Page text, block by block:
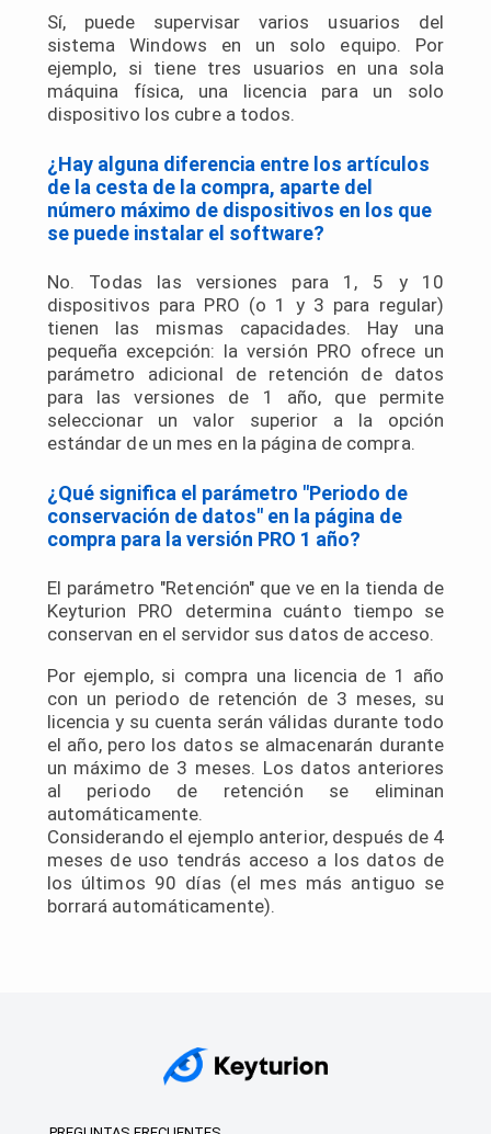
Sí, puede supervisar varios usuarios del
sistema Windows en un solo equipo. Por
ejemplo, si tiene tres usuarios en una sola
máquina física, una licencia para un solo
dispositivo los cubre a todos.
¿Hay alguna diferencia entre los artículos
de la cesta de la compra, aparte del
número máximo de dispositivos en los que
se puede instalar el software?
No. Todas las versiones para 1, 5 y 10
dispositivos para PRO (o 1 y 3 para regular)
tienen las mismas capacidades. Hay una
pequeña excepción: la versión PRO ofrece un
parámetro adicional de retención de datos
para las versiones de 1 año, que permite
seleccionar un valor superior a la opción
estándar de un mes en la página de compra.
¿Qué significa el parámetro "Periodo de
conservación de datos" en la página de
compra para la versión PRO 1 año?
El parámetro "Retención" que ve en la tienda de
Keyturion PRO determina cuánto tiempo se
conservan en el servidor sus datos de acceso.
Por ejemplo, si compra una licencia de 1 año
con un periodo de retención de 3 meses, su
licencia y su cuenta serán válidas durante todo
el año, pero los datos se almacenarán durante
un máximo de 3 meses. Los datos anteriores
al periodo de retención se eliminan
automáticamente.
Considerando el ejemplo anterior, después de 4
meses de uso tendrás acceso a los datos de
los últimos 90 días (el mes más antiguo se
borrará automáticamente).